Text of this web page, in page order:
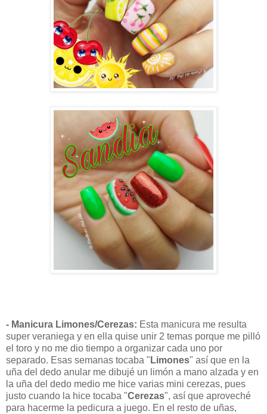
- Manicura Limones/Cerezas: Esta manicura me resulta
super veraniega y en ella quise unir 2 temas porque me pilló
el toro y no me dio tiempo a organizar cada uno por
separado. Esas semanas tocaba " Limones" así que en la
uña del dedo anular me dibujé un limón a mano alzada y en
la uña del dedo medio me hice varias mini cerezas, pues
justo cuando la hice tocaba "Cerezas", así que aproveché
para hacerme la pedicura a juego. En el resto de uñas,